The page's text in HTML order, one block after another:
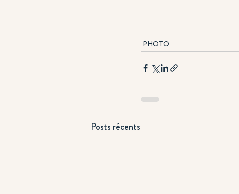
PHOTO
Posts récents